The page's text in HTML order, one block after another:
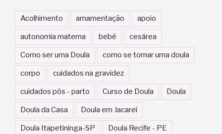
Acolhimento amamentação apoio
autonomia materna bebê cesárea
Como ser uma Doula como se tornar uma doula
corpo cuidados na gravidez
cuidados pós - parto Curso de Doula Doula
Doula da Casa Doula em Jacareí
Doula Itapetininga-SP Doula Recife - PE